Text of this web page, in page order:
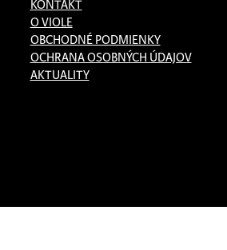
KONTAKT
O VIOLE
OBCHODNÉ PODMIENKY
OCHRANA OSOBNÝCH ÚDAJOV
AKTUALITY